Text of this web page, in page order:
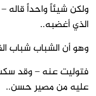
ولكن شيئاً واحداً
الذي أغضبه..
وهو أن الشباب شباب
فتوليت عنه – وقد
عليه من مصير حسن..